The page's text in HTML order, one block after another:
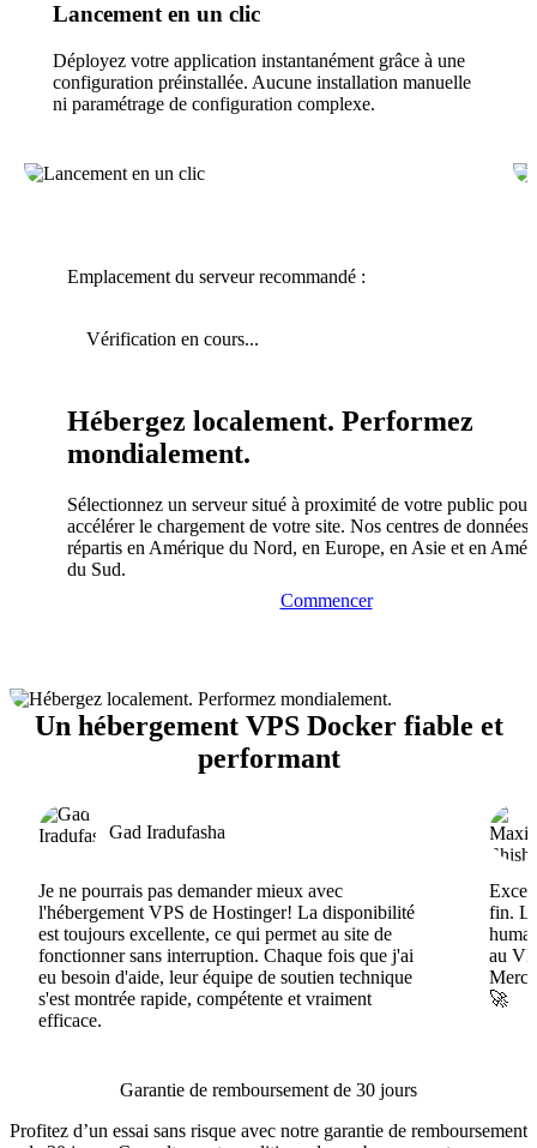
Lancement en un clic
Déployez votre application instantanément grâce à une
configuration préinstallée. Aucune installation manuelle
ni paramétrage de configuration complexe.
Emplacement du serveur recommandé :
Vérification en cours...
Hébergez localement. Performez
mondialement.
Sélectionnez un serveur situé à proximité de votre public pour
accélérer le chargement de votre site. Nos centres de données
répartis en Amérique du Nord, en Europe, en Asie et en
du Sud.
Commencer
Un hébergement VPS Docker fiable et
performant
Gad Iradufasha
Je ne pourrais pas demander mieux avec
l'hébergement VPS de Hostinger! La disponibilité
est toujours excellente, ce qui permet au site de
fonctionner sans interruption. Chaque fois que j'ai
eu besoin d'aide, leur équipe de soutien technique
s'est montrée rapide, compétente et vraiment
efficace.
fin.
au
Merci
🚀
Garantie de remboursement de 30 jours
Profitez d’un essai sans risque avec notre garantie de remboursement